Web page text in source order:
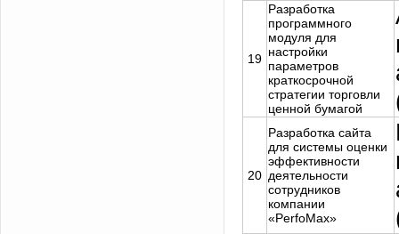
19
Разработка
программного
модуля для
настройки
параметров
краткосрочной
стратегии торговли
ценной бумагой
20
Разработка сайта
для системы оценки
эффективности
деятельности
сотрудников
компании
«PerfoMax»